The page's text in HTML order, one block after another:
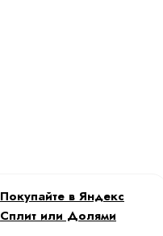
Покупайте в Яндекс
Сплит или Долями